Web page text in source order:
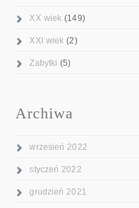
XX wiek (149)
XXI wiek (2)
Zabytki (5)
Archiwa
wrzesień 2022
styczeń 2022
grudzień 2021